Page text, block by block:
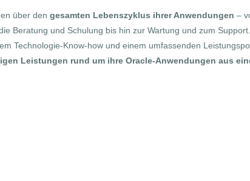
über den gesamten Lebenszyklus ihrer Anwendungen –
Beratung und Schulung bis hin zur Wartung und zum
Technologie-Know-how und einem umfassenden
Leistungen rund um ihre Oracle-Anwendungen aus